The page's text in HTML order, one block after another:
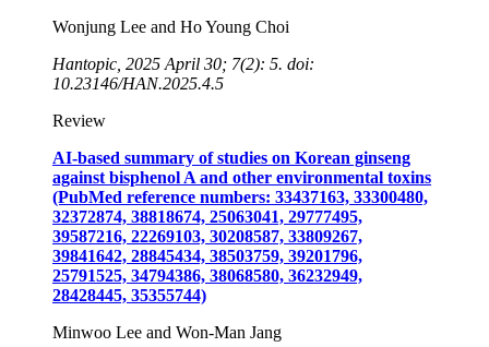
Wonjung Lee and Ho Young Choi
Hantopic, 2025 April 30; 7(2): 5. doi:
10.23146/HAN.2025.4.5
Review
AI-based summary of studies on Korean ginseng
against bisphenol A and other environmental toxins
(PubMed reference numbers: 33437163, 33300480,
32372874, 38818674, 25063041, 29777495,
39587216, 22269103, 30208587, 33809267,
39841642, 28845434, 38503759, 39201796,
25791525, 34794386, 38068580, 36232949,
28428445, 35355744)
Minwoo Lee and Won-Man Jang